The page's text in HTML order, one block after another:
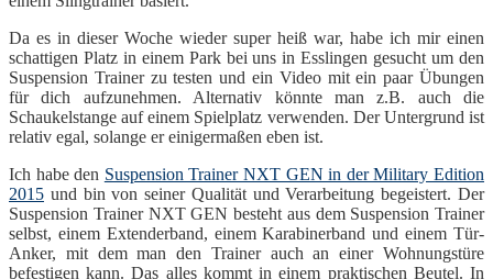
Da es in dieser Woche wieder super heiß war, habe ich mir einen
schattigen Platz in einem Park bei uns in Esslingen gesucht um den
Suspension Trainer zu testen und ein Video mit ein paar Übungen
für dich aufzunehmen. Alternativ könnte man z.B. auch die
Schaukelstange auf einem Spielplatz verwenden. Der Untergrund ist
relativ egal, solange er einigermaßen eben ist.
Ich habe den Suspension Trainer NXT GEN in der Military Edition
2015 und bin von seiner Qualität und Verarbeitung begeistert. Der
Suspension Trainer NXT GEN besteht aus dem Suspension Trainer
selbst, einem Extenderband, einem Karabinerband und einem Tür-
Anker, mit dem man den Trainer auch an einer Wohnungstüre
befestigen kann. Das alles kommt in einem praktischen Beutel. In